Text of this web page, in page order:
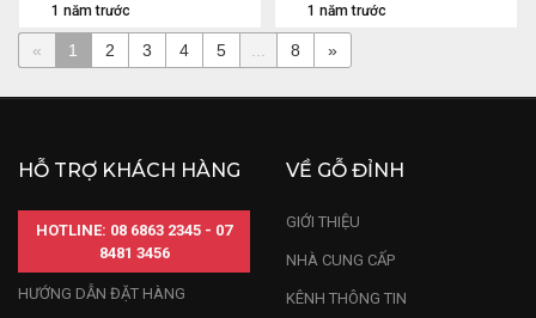
1 năm trước 1 năm trước
« 1 2 3 4 5 8 »
HỖ TRỢ KHÁCH HÀNG
HOTLINE: 08 6863 2345 - 07
8481 3456
HƯỚNG DẪN ĐẶT HÀNG
VỀ GỖ ĐỈNH
GIỚI THIỆU
NHÀ CUNG CẤP
KÊNH THÔNG TIN